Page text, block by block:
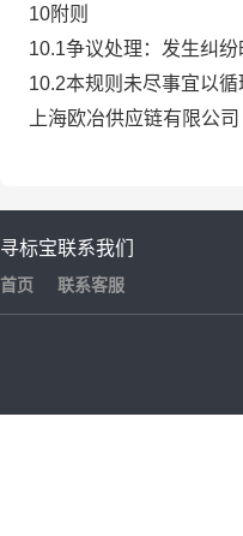
10附则
10.1争议处理：发生纠
10.2本规则未尽事宜以循
上海欧冶供应链有限公
寻标宝
首页
联系我们
联系客服